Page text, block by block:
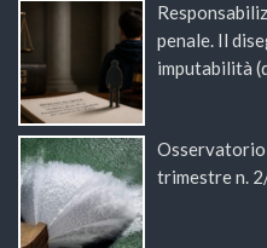
penale. Il
imputabilità
Osservatorio
trimestre n.